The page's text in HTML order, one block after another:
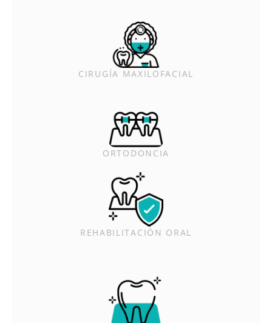
CIRUGÍA MAXILOFACIAL
ORTODONCIA
REHABILITACIÓN ORAL